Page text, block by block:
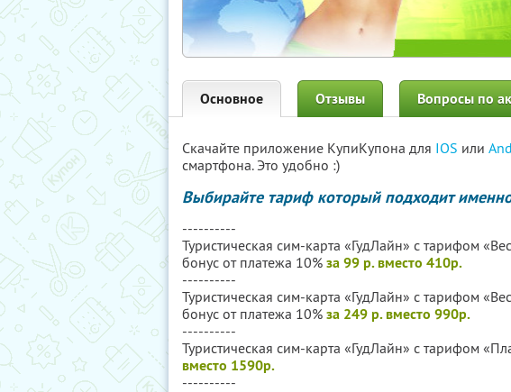
Основное Отзывы Вопросы по
Скачайте приложение КупиКупона для IOS или
смартфона. Это удобно :)
Выбирайте тариф который подходит
----------
Туристическая сим-карта «ГудЛайн» с тарифом
бонус от платежа 10% за 99 р. вместо 410р.
----------
Туристическая сим-карта «ГудЛайн» с тарифом
бонус от платежа 10% за 249 р. вместо 990р.
----------
Туристическая сим-карта «ГудЛайн» с тарифом
вместо 1590р.
----------